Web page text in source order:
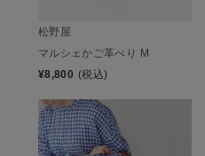
松野屋
マルシェかご革べり M
¥8,800 (税込)